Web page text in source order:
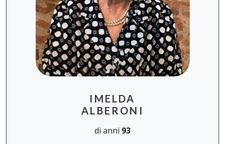
IMELDA
ALBERONI
di anni 93